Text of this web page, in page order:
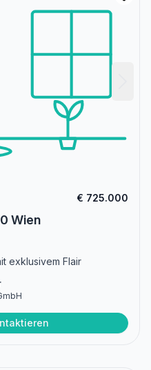
€ 725.000
Wien
exklusivem Flair